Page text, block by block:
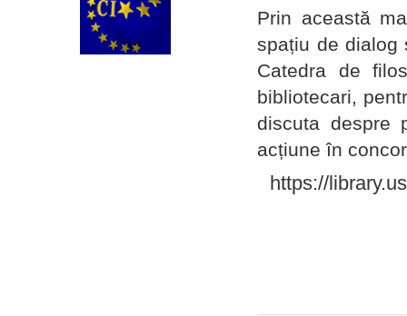
Prin această
spațiu de dialog
Catedra de
bibliotecari,
discuta despre
acțiune în
https://